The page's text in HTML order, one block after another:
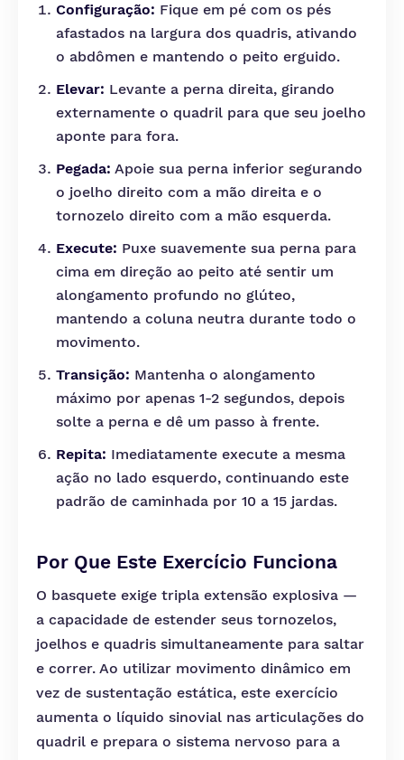
Configuração: Fique em pé com os pés
afastados na largura dos quadris, ativando
o abdômen e mantendo o peito erguido.
Elevar: Levante a perna direita, girando
externamente o quadril para que seu joelho
aponte para fora.
Pegada: Apoie sua perna inferior segurando
o joelho direito com a mão direita e o
tornozelo direito com a mão esquerda.
Execute: Puxe suavemente sua perna para
cima em direção ao peito até sentir um
alongamento profundo no glúteo,
mantendo a coluna neutra durante todo o
movimento.
Transição: Mantenha o alongamento
máximo por apenas 1-2 segundos, depois
solte a perna e dê um passo à frente.
Repita: Imediatamente execute a mesma
ação no lado esquerdo, continuando este
padrão de caminhada por 10 a 15 jardas.
Por Que Este Exercício Funciona
O basquete exige tripla extensão explosiva —
a capacidade de estender seus tornozelos,
joelhos e quadris simultaneamente para saltar
e correr. Ao utilizar movimento dinâmico em
vez de sustentação estática, este exercício
aumenta o líquido sinovial nas articulações do
quadril e prepara o sistema nervoso para a